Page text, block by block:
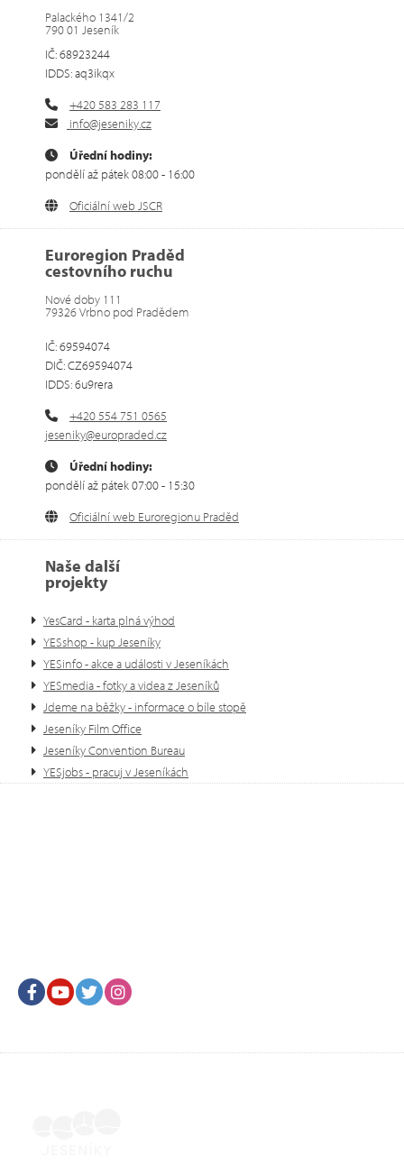
Palackého 1341/2
790 01 Jeseník
IČ: 68923244
IDDS: aq3ikqx
+420 583 283 117
info@jeseniky.cz
Úřední hodiny:
pondělí až pátek 08:00 - 16:00
Oficiální web JSCR
Euroregion Praděd
cestovního ruchu
Nové doby 111
79326 Vrbno pod Pradědem
IČ: 69594074
DIČ: CZ69594074
IDDS: 6u9rera
+420 554 751 0565
jeseniky@europraded.cz
Úřední hodiny:
pondělí až pátek 07:00 - 15:30
Oficiální web Euroregionu Praděd
Naše další
projekty
YesCard - karta plná výhod
YESshop - kup Jeseníky
YESinfo - akce a události v Jeseníkách
YESmedia - fotky a videa z Jeseníků
Jdeme na běžky - informace o bíle stopě
Jeseníky Film Office
Jeseníky Convention Bureau
YESjobs - pracuj v Jeseníkách
FacebookYoutubeTwitter